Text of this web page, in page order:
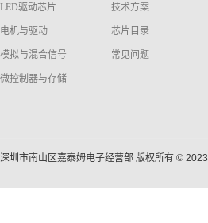
LED驱动芯片
电机与驱动
模拟与混合信号
微控制器与存储
技术方案
芯片目录
常见问题
深圳市南山区嘉泰姆电子经营部 版权所有 © 2023